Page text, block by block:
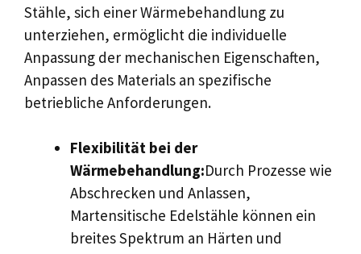
Stähle, sich einer Wärmebehandlung zu
unterziehen, ermöglicht die individuelle
Anpassung der mechanischen Eigenschaften,
Anpassen des Materials an spezifische
betriebliche Anforderungen.
Flexibilität bei der
Wärmebehandlung:Durch Prozesse wie
Abschrecken und Anlassen,
Martensitische Edelstähle können ein
breites Spektrum an Härten und